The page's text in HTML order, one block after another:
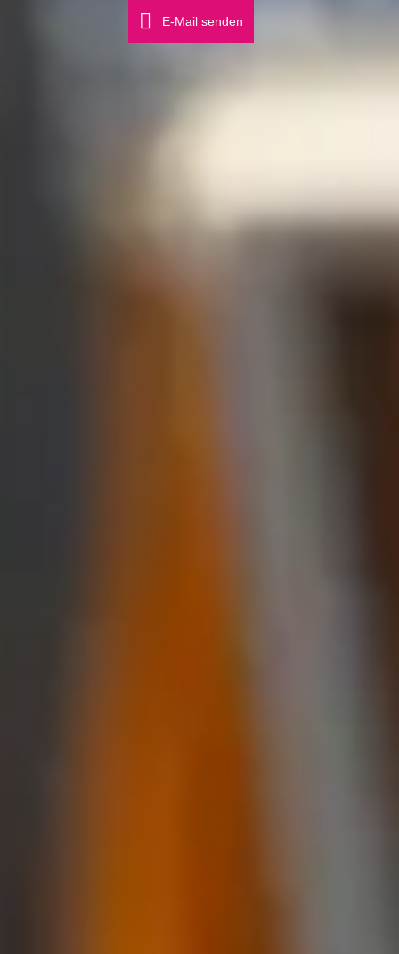
E-Mail senden